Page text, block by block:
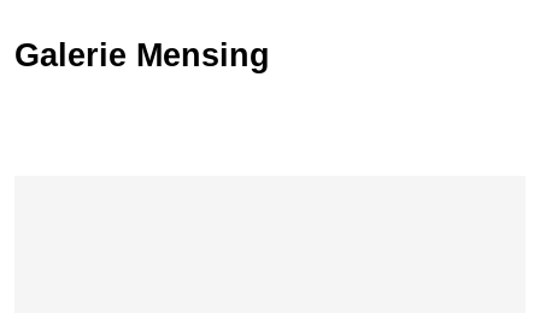
Galerie Mensing